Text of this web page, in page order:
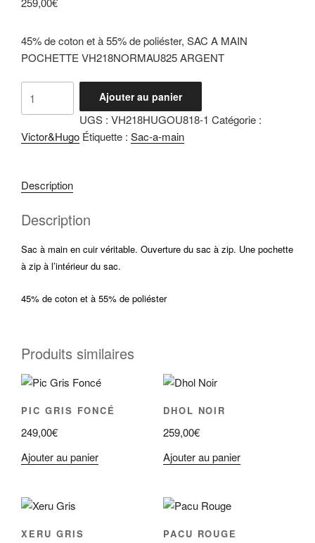
45% de coton et à 55% de poliéster, SAC A MAIN
POCHETTE VH218NORMAU825 ARGENT
Marron
Ajouter au panier
UGS : VH218HUGOU818-1 Catégorie :
Victor&Hugo Étiquette : Sac-a-main
Description
Description
Sac à main en cuir véritable. Ouverture du sac à zip. Une pochette
à zip à l’intérieur du sac.
45% de coton et à 55% de poliéster
Produits similaires
PIC GRIS FONCÉ
249,00€
Ajouter au panier
DHOL NOIR
259,00€
Ajouter au panier
XERU GRIS PACU ROUGE